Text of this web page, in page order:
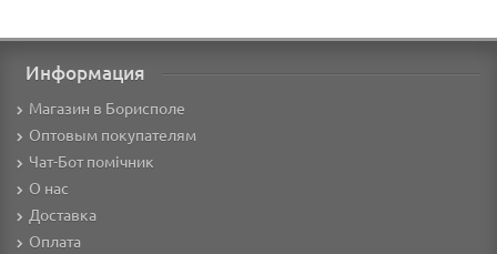
Информация
Магазин в Борисполе
Оптовым покупателям
Чат-Бот помічник
О нас
Доставка
Оплата